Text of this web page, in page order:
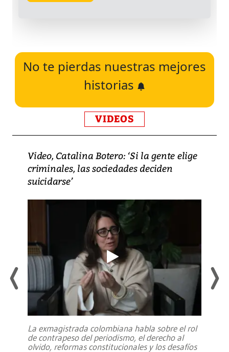
No te pierdas nuestras mejores
historias
VIDEOS
Video, Catalina Botero: ‘Si la gente elige
criminales, las sociedades deciden
suicidarse’
La exmagistrada colombiana habla sobre el rol
de contrapeso del periodismo, el derecho al
olvido, reformas constitucionales y los desafíos